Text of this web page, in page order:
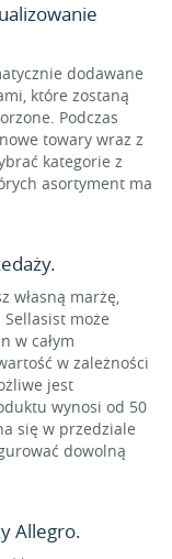
dodawane
które zostaną
Podczas
towary wraz z
kategorie z
asortyment ma
własną marżę,
może
w całym
w zależności
jest
wynosi od 50
się w przedziale
dowolną
Allegro.